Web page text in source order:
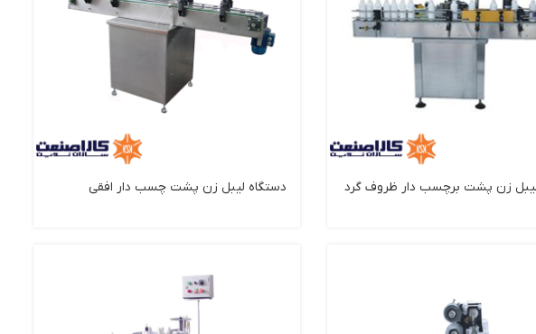
زن پشت برچسب دار ظروف گرد دستگاه لیبل زن پشت چسب دار افقی